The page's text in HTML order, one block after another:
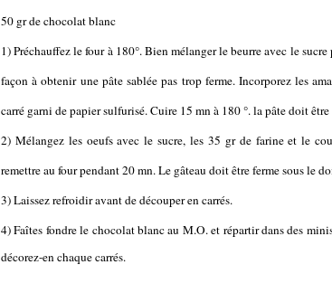
50 gr de chocolat blanc
1) Préchauffez le four à 180°. Bien mélanger le beurre avec le
façon à obtenir une pâte sablée pas trop ferme. Incorporez les
carré garni de papier sulfurisé. Cuire 15 mn à 180 °. la pâte doit
2) Mélangez les oeufs avec le sucre, les 35 gr de farine et le
remettre au four pendant 20 mn. Le gâteau doit être ferme sous le
3) Laissez refroidir avant de découper en carrés.
4) Faîtes fondre le chocolat blanc au M.O. et répartir dans des
décorez-en chaque carrés.